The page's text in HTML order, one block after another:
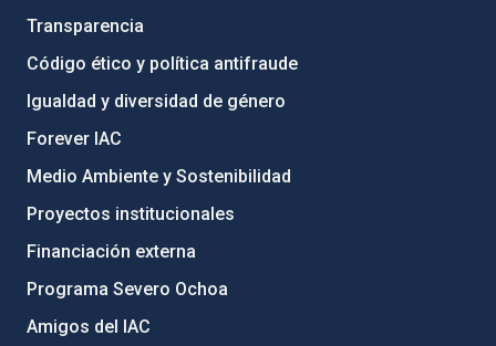
Transparencia
Código ético y política antifraude
Igualdad y diversidad de género
Forever IAC
Medio Ambiente y Sostenibilidad
Proyectos institucionales
Financiación externa
Programa Severo Ochoa
Amigos del IAC